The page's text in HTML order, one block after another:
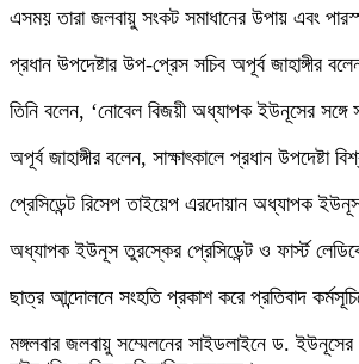
এসময় তারা জলবায়ু সংকট সমাধানের উপায় এবং
প্রধান উপদেষ্টার উপ-প্রেস সচিব অপূর্ব জাহাঙ্গীর
তিনি বলেন, ‘নোবেল বিজয়ী অধ্যাপক ইউনূসের সঙ্গে
অপূর্ব জাহাঙ্গীর বলেন, সাক্ষাৎকালে প্রধান উপদেষ্টা
প্রেসিডেন্ট রিসেপ তাইয়েপ এরদোয়ান অধ্যাপক
অধ্যাপক ইউনূস তুরস্কের প্রেসিডেন্ট ও ফার্স্ট
ছাত্র আন্দোলনে সংহতি প্রকাশ করে প্রতিবাদ
মঙ্গলবার জলবায়ু সম্মেলনের সাইডলাইনে ড. ইউনূসের